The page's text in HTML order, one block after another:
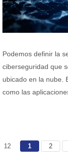
Podemos definir la
ciberseguridad que
ubicado en la nube.
como las
12
1 2